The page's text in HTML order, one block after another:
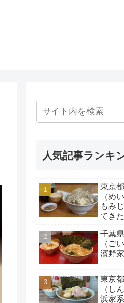
人気記事ランキ
東京
（め
もみ
てきた
千葉
（ご
濱野
東京
（し
浜家